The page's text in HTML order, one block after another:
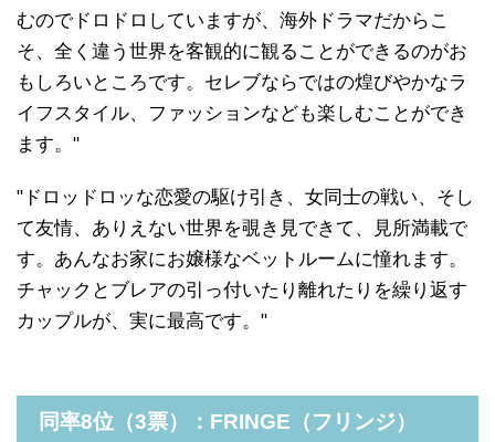
むのでドロドロしていますが、海外ドラマだからこ
そ、全く違う世界を客観的に観ることができるのがお
もしろいところです。セレブならではの煌びやかなラ
イフスタイル、ファッションなども楽しむことができ
ます。"
"ドロッドロッな恋愛の駆け引き、女同士の戦い、そし
て友情、ありえない世界を覗き見できて、見所満載で
す。あんなお家にお嬢様なベットルームに憧れます。
チャックとブレアの引っ付いたり離れたりを繰り返す
カップルが、実に最高です。"
同率8位（3票）：FRINGE（フリンジ）